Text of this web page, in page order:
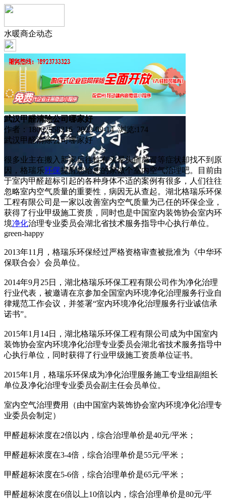
水暖商企动态
武汉甲醛清除公司哪家好
作者：18062558216 2022-09-14 浏览:174
武汉甲醛清除公司哪家好
很多业主在搬入新家后往往有头晕头痛感冒等症状却找不到原
因，格瑞乐环保提醒您给您的家做个室内空气治理吧。目前由
于室内甲醛超标引起的各种身体不适的案例有很多，人们往往
忽略室内空气质量的重要性，病因无从查起。湖北格瑞乐环保
工程有限公司是一家以改善室内空气质量为己任的环保企业，
获得了行业甲级施工资质，同时也是中国室内装饰协会室内环
境净化治理专业委员会湖北省技术服务指导中心执行单位。
green-happy
2013年11月，格瑞乐环保经过严格资格审查被批准为《中华环
保联合会》会员单位。
2014年9月25日，湖北格瑞乐环保工程有限公司作为净化治理
行业代表，被邀请在京参加全国室内环境净化治理服务行业自
律规范工作会议，并签署“室内环境净化治理服务行业诚信承
诺书”。
2015年1月14日，湖北格瑞乐环保工程有限公司成为中国室内
装饰协会室内环境净化治理专业委员会湖北省技术服务指导中
心执行单位，同时获得了行业甲级施工资质单位证书。
2015年1月，格瑞乐环保成为净化治理服务施工专业组副组长
单位及净化治理专业委员会副主任会员单位。
室内空气治理费用（由中国室内装饰协会室内环境净化治理专
业委员会制定）
甲醛超标浓度在2倍以内，综合治理单价是40元/平米；
甲醛超标浓度在3-4倍，综合治理单价是55元/平米；
甲醛超标浓度在5-6倍，综合治理单价是65元/平米；
甲醛超标浓度在6倍以上10倍以内，综合治理单价是80元/平